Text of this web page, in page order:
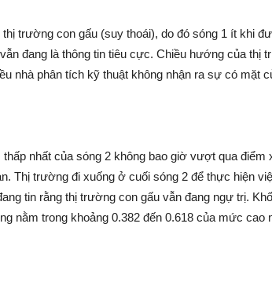
trường con gấu (suy thoái), do đó sóng 1 ít khi
đang là thông tin tiêu cực. Chiều hướng của thị
nhà phân tích kỹ thuật không nhận ra sự có mặt
nhất của sóng 2 không bao giờ vượt qua điểm
Thị trường đi xuống ở cuối sóng 2 để thực hiện
tin rằng thị trường con gấu vẫn đang ngự trị.
nằm trong khoảng 0.382 đến 0.618 của mức cao